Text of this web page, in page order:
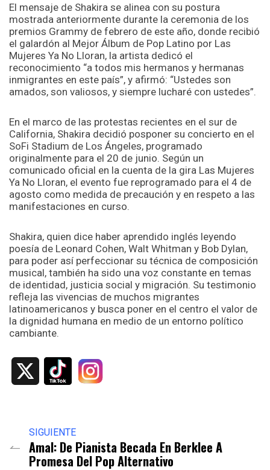
El mensaje de Shakira se alinea con su postura
mostrada anteriormente durante la ceremonia de los
premios Grammy de febrero de este año, donde recibió
el galardón al Mejor Álbum de Pop Latino por Las
Mujeres Ya No Lloran, la artista dedicó el
reconocimiento “a todos mis hermanos y hermanas
inmigrantes en este país”, y afirmó: “Ustedes son
amados, son valiosos, y siempre lucharé con ustedes”.
En el marco de las protestas recientes en el sur de
California, Shakira decidió posponer su concierto en el
SoFi Stadium de Los Ángeles, programado
originalmente para el 20 de junio. Según un
comunicado oficial en la cuenta de la gira Las Mujeres
Ya No Lloran, el evento fue reprogramado para el 4 de
agosto como medida de precaución y en respeto a las
manifestaciones en curso.
Shakira, quien dice haber aprendido inglés leyendo
poesía de Leonard Cohen, Walt Whitman y Bob Dylan,
para poder así perfeccionar su técnica de composición
musical, también ha sido una voz constante en temas
de identidad, justicia social y migración. Su testimonio
refleja las vivencias de muchos migrantes
latinoamericanos y busca poner en el centro el valor de
la dignidad humana en medio de un entorno político
cambiante.
SIGUIENTE
Amal: De Pianista Becada En Berklee A
Promesa Del Pop Alternativo